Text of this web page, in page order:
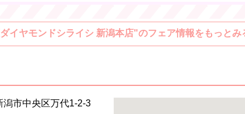
イヤモンドシライシ 新潟本店"のフェア情報をもっとみ
潟市中央区万代1-2-3